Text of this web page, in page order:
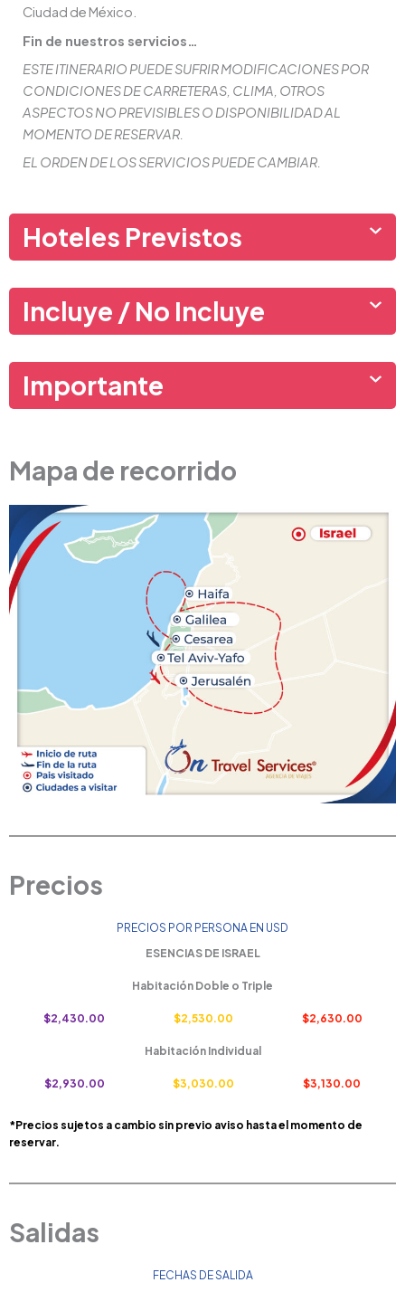
Ciudad de México.
Fin de nuestros servicios…
ESTE ITINERARIO PUEDE SUFRIR MODIFICACIONES POR
CONDICIONES DE CARRETERAS, CLIMA, OTROS
ASPECTOS NO PREVISIBLES O DISPONIBILIDAD AL
MOMENTO DE RESERVAR.
EL ORDEN DE LOS SERVICIOS PUEDE CAMBIAR.
Hoteles Previstos
Incluye / No Incluye
Importante
Mapa de recorrido
Precios
PRECIOS POR PERSONA EN USD
ESENCIAS DE ISRAEL
Habitación Doble o Triple
$2,430.00 $2,530.00 $2,630.00
Habitación Individual
$2,930.00 $3,030.00 $3,130.00
*Precios sujetos a cambio sin previo aviso hasta el momento de
reservar.
Salidas
FECHAS DE SALIDA